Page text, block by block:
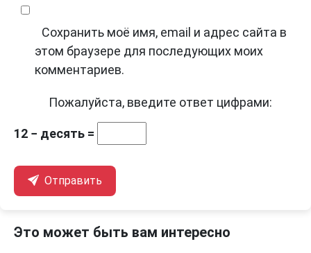
Сохранить моё имя, email и адрес сайта в
этом браузере для последующих моих
комментариев.
Пожалуйста, введите ответ цифрами:
12 − десять =
Отправить
Это может быть вам интересно